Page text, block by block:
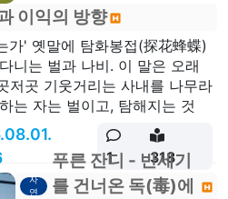
이익의 방향
가' 옛말에 탐화봉접(探花蜂蝶)
니는 벌과 나비. 이 말은 오래
저곳 기웃거리는 사내를 나무라
는 자는 벌이고, 탐해지는 것
1 318
자
연
푸른 잔디 - 반세기
를 건너온 독(毒)에